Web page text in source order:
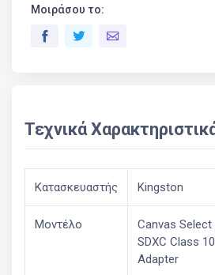
Μοιράσου το:
Τεχνικά
Κατασκευαστής Kingston
Μοντέλο
Canvas
SDXC Class
Adapter